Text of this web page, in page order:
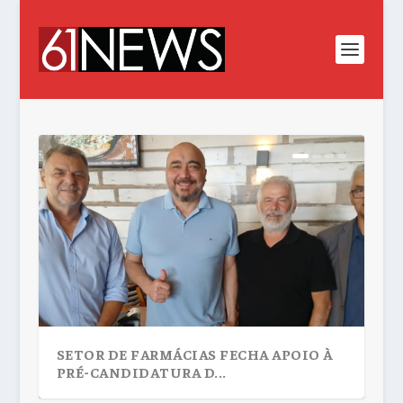
SETOR DE FARMÁCIAS FECHA APOIO À
PRÉ-CANDIDATURA D...